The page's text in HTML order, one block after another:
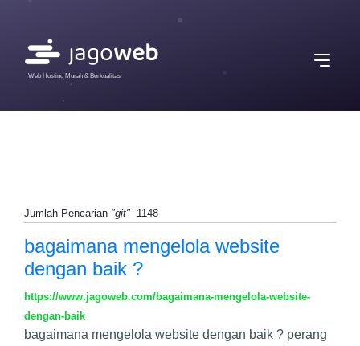
Web Hosting Murah & Berkualitas
Jumlah Pencarian "git" 1148
bagaimana mengelola website
dengan baik ?
https://www.jagoweb.com/bagaimana-mengelola-website-
dengan-baik
bagaimana mengelola website dengan baik ? perang